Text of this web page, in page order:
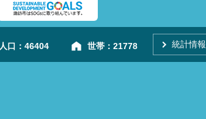
人口： 46404 世帯： 21778 統計情報